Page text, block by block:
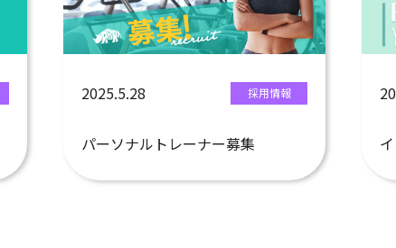
2025.5.28 採用情報
パーソナルトレーナー募集